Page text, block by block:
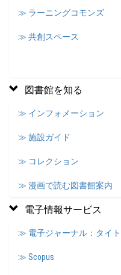
≫ ラーニングコモンズ
≫ 共創スペース
図書館を知る
≫ インフォメーション
≫ 施設ガイド
≫ コレクション
≫ 漫画で読む図書館案内
電子情報サービス
≫ 電子ジャーナル：タイ
≫ Scopus